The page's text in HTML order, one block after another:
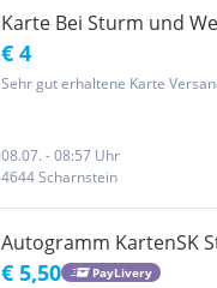
Karte Bei Sturm und
€ 4
Sehr gut erhaltene Karte
08.07. - 08:57 Uhr
4644 Scharnstein
Autogramm KartenSK
€ 5,50 PayLivery